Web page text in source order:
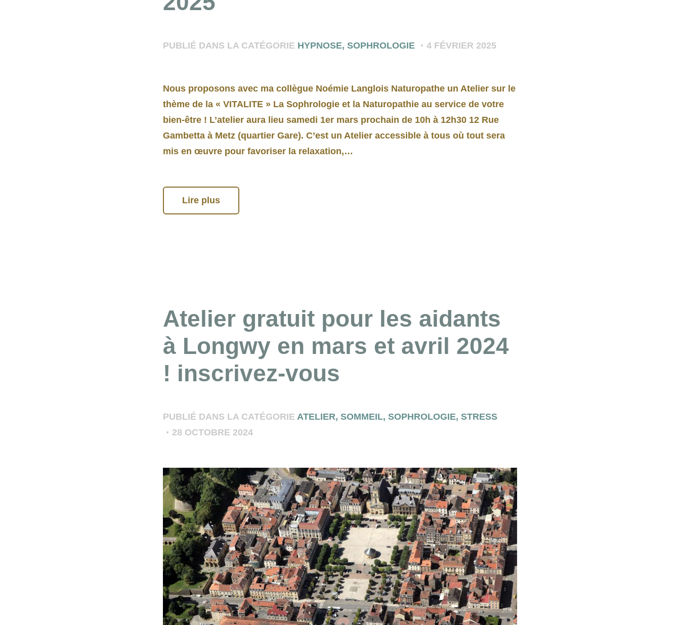
PUBLIÉ DANS LA CATÉGORIE HYPNOSE, SOPHROLOGIE 4 FÉVRIER 2025
Nous proposons avec ma collègue Noémie Langlois Naturopathe un Atelier sur le
thème de la « VITALITE » La Sophrologie et la Naturopathie au service de votre
bien-être ! L’atelier aura lieu samedi 1er mars prochain de 10h à 12h30 12 Rue
Gambetta à Metz (quartier Gare). C’est un Atelier accessible à tous où tout sera
mis en œuvre pour favoriser la relaxation,…
Lire plus
Atelier gratuit pour les aidants
à Longwy en mars et avril 2024
! inscrivez-vous
PUBLIÉ DANS LA CATÉGORIE ATELIER, SOMMEIL, SOPHROLOGIE, STRESS
28 OCTOBRE 2024